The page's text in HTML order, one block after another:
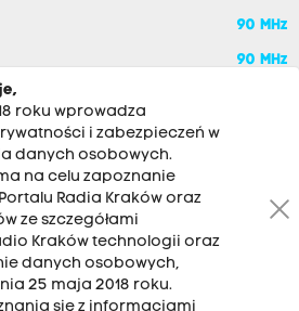
90 MHz
90 MHz
Juliusza Słowackiego 22, 30-007
Antena: 12 200 33 33
roku wprowadza
i zabezpieczeń w
danych osobowych.
na celu zapoznanie
Radia Kraków oraz
ze szczegółami
Kraków technologii oraz
danych osobowych,
25 maja 2018 roku.
się z informacjami